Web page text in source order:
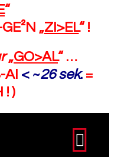
“
„ZI>EL“ !
„GO>AL“ …
AI < ~26 sek.=
! )